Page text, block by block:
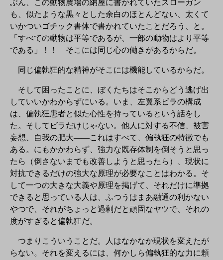
ぶん、この動物農場の納屋に書かれていたスローガン
も、似たような黒々とした余白のほとんどない、太くて
いかついゴチック書体で書かれていたことだろう、と。
「すべての動物は平等であるが、一部の動物はより平等
である」！！ そこには同じ心の働きがあるからだ。
同じ偏執狂的な精神がそこには機能しているからだ。
そして困ったことに、ぼくたちはそこからどう逃げ出
していいかわからずにいる。いま、左翼系ビラの構成
は、偏執狂患者と似た心性を持っているという話をし
た。そしてビラだけじゃない。他人に対する不信、被害
妄想、自我の肥大——これはすべて、偏執狂の特徴でも
ある。にもかかわらず、強力な既存体制を倒そうと思っ
たら（倒さないまでも改善しようと思ったら）、現状に
対抗できるだけの強大な原理が必要なことはわかる。そ
して一つの大きな大義や原理を掲げて、それだけに準拠
できると思っている人は、ふつうはまあ融通の利かない
やつで、それがちょっと過剰だと頑固なヤツで、それの
度がすぎると偏執狂だ。
つまりこういうことだ。人はなかなか現状を変えたが
らない。それを変えるには、何かしら偏執狂的な力に頼